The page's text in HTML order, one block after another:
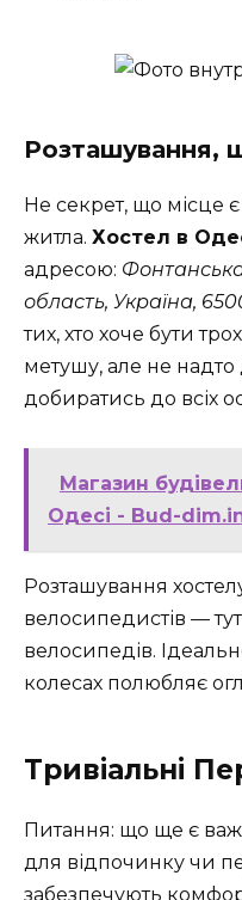
Розташування,
Не секрет, що місце
житла. Хостел в
адресою:
область, Україна,
тих, хто хоче бути
метушу, але не надто
добиратись до всіх
Магазин
Одесі - Bud-
Розташування
велосипедистів —
велосипедів.
колесах полюбляє
Тривіальні
Питання: що ще є
для відпочинку чи
забезпечують